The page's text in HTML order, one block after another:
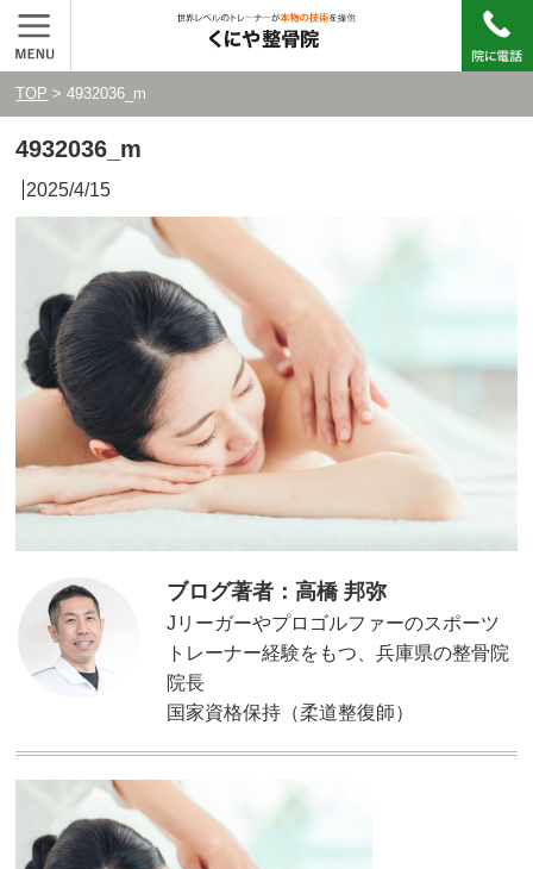
TOP > 4932036_m
4932036_m
2025/4/15
ブログ著者：高橋 邦弥
Jリーガーやプロゴルファーのスポーツ
トレーナー経験をもつ、兵庫県の整骨院
院長
国家資格保持（柔道整復師）